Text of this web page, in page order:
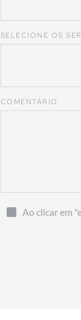
SELECIONE OS
COMENTÁRIO
Ao clicar em